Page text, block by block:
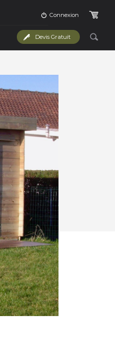
Devis Gratuit
Connexion